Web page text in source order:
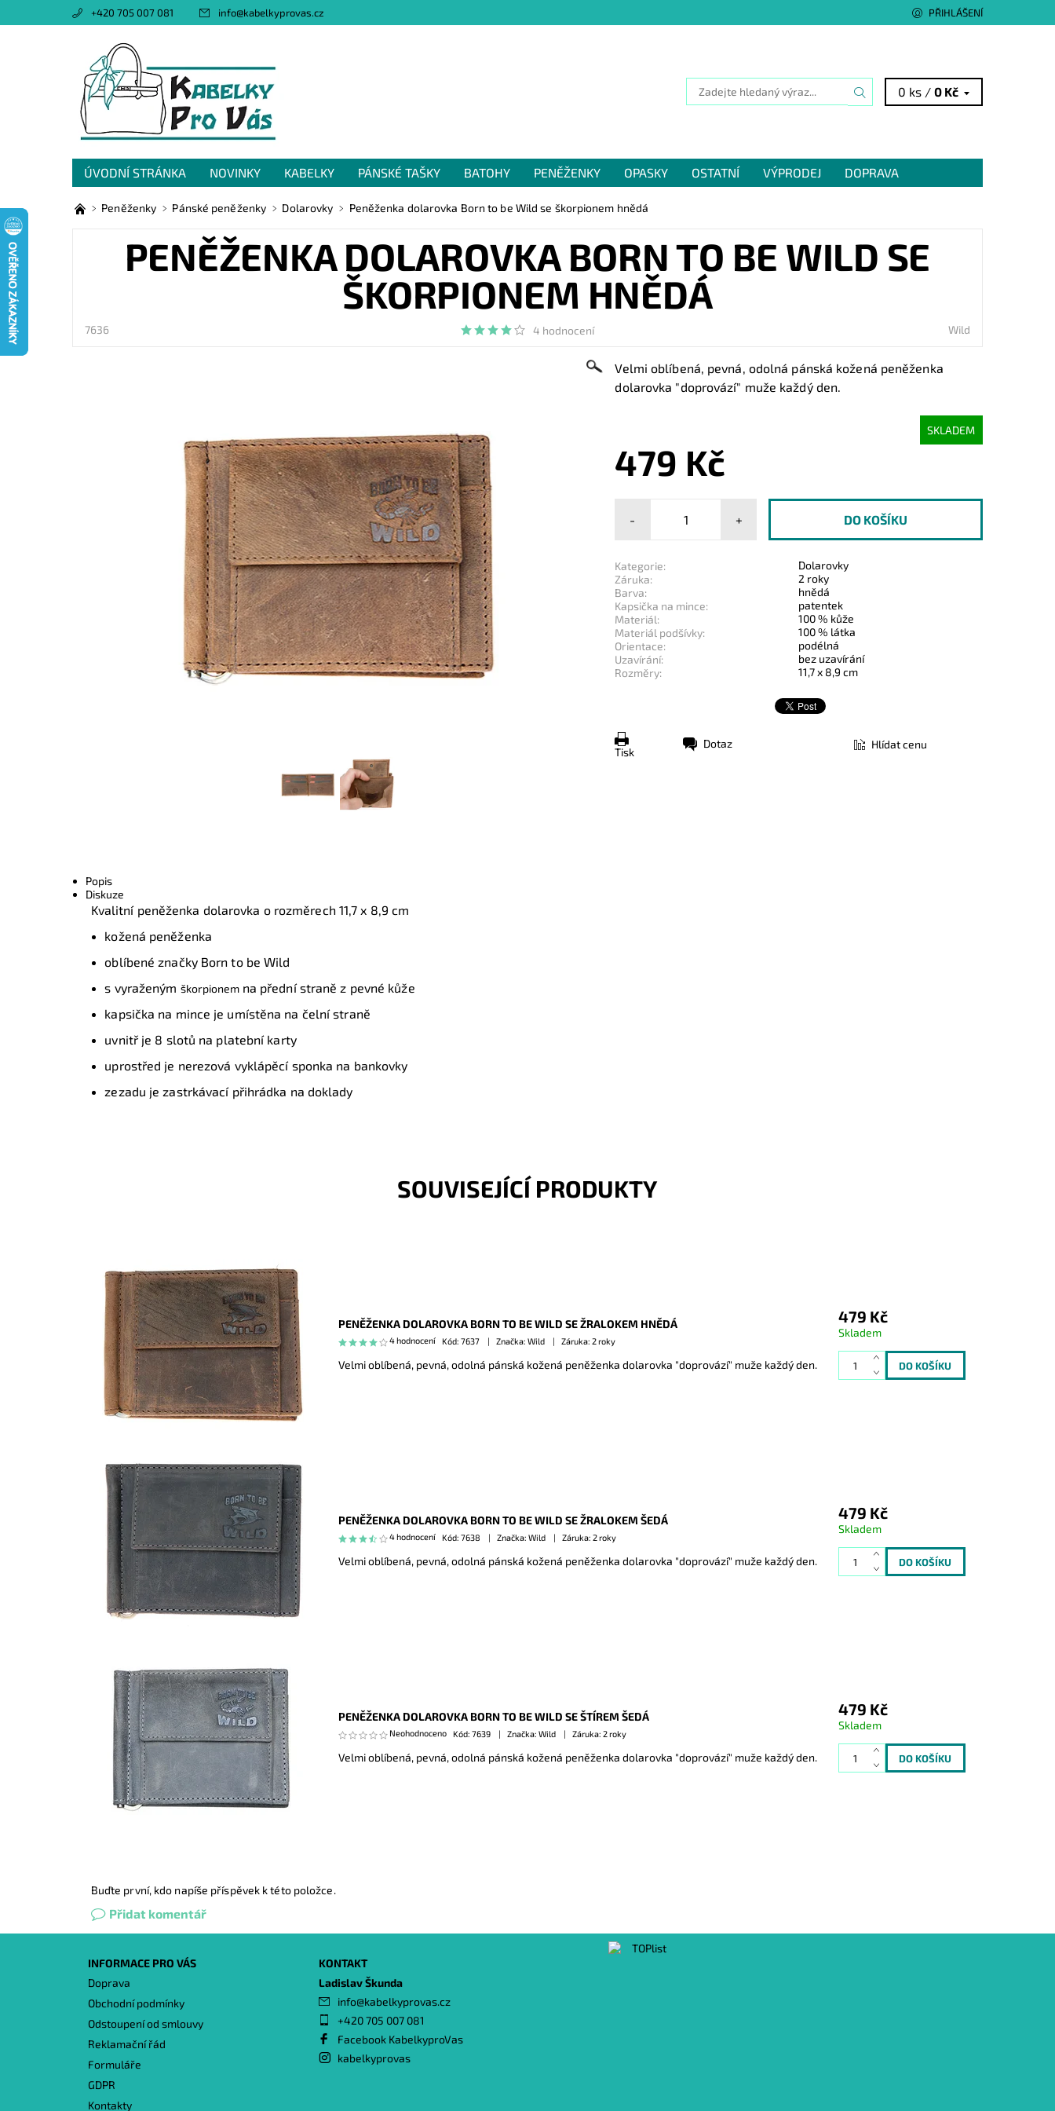
+420 705 007 081 info@kabelkyprovas.cz PŘIHLÁŠENÍ
0 ks /0 Kč
ÚVODNÍ STRÁNKA NOVINKY KABELKY PÁNSKÉ TAŠKY BATOHY PENĚŽENKY OPASKY OSTATNÍ VÝPRODEJ
DOPRAVA
OBCHODNÍ PODMÍNKY
GDPR NAPIŠTE NÁM
Peněženky Pánské peněženky Dolarovky Peněženka dolarovka Born to be Wild se škorpionem hnědá
PENĚŽENKA DOLAROVKA BORN TO BE WILD SE
ŠKORPIONEM HNĚDÁ
7636 4 hodnocení Wild
Velmi oblíbená, pevná, odolná pánská kožená peněženka
dolarovka "doprovází" muže každý den.
SKLADEM
479 Kč
- +
Kategorie:
Dolarovky
Záruka:
2 roky
Barva:
hnědá
Kapsička na mince:
patentek
Materiál:
100 % kůže
Materiál podšívky:
100 % látka
Orientace:
podélná
Uzavírání:
bez uzavírání
Rozměry:
11,7 x 8,9 cm
Tisk
Dotaz Hlídat cenu
Popis
Diskuze
Kvalitní peněženka dolarovka o rozměrech 11,7 x 8,9 cm
kožená peněženka
oblíbené značky Born to be Wild
s vyraženým škorpionem na přední straně z pevné kůže
kapsička na mince je umístěna na čelní straně
uvnitř je 8 slotů na platební karty
uprostřed je nerezová vyklápěcí sponka na bankovky
zezadu je zastrkávací přihrádka na doklady
SOUVISEJÍCÍ PRODUKTY
PENĚŽENKA DOLAROVKA BORN TO BE WILD SE ŽRALOKEM HNĚDÁ
4 hodnocení Kód: 7637 Značka: Wild Záruka: 2 roky
Velmi oblíbená, pevná, odolná pánská kožená peněženka dolarovka "doprovází" muže každý den.
479 Kč
Skladem
PENĚŽENKA DOLAROVKA BORN TO BE WILD SE ŽRALOKEM ŠEDÁ
4 hodnocení Kód: 7638 Značka: Wild Záruka: 2 roky
Velmi oblíbená, pevná, odolná pánská kožená peněženka dolarovka "doprovází" muže každý den.
479 Kč
Skladem
PENĚŽENKA DOLAROVKA BORN TO BE WILD SE ŠTÍREM ŠEDÁ
Neohodnoceno Kód: 7639 Značka: Wild Záruka: 2 roky
Velmi oblíbená, pevná, odolná pánská kožená peněženka dolarovka "doprovází" muže každý den.
479 Kč
Skladem
Buďte první, kdo napíše příspěvek k této položce.
Přidat komentář
INFORMACE PRO VÁS
Doprava
Obchodní podmínky
Odstoupení od smlouvy
Reklamační řád
Formuláře
GDPR
Kontakty
KONTAKT
Ladislav Škunda
info@kabelkyprovas.cz
+420 705 007 081
Facebook KabelkyproVas
kabelkyprovas